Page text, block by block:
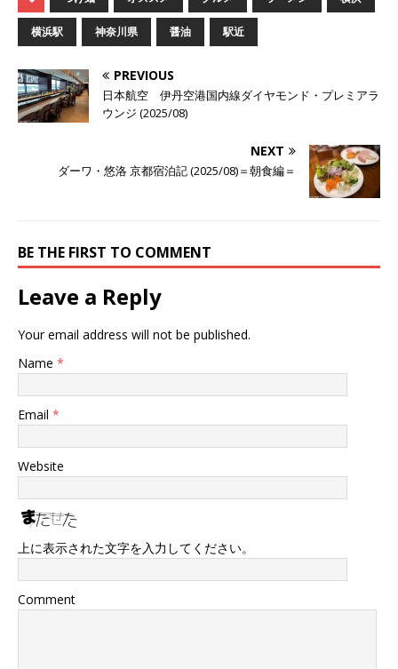
横浜駅 神奈川県 醤油 駅近
PREVIOUS
日本航空 伊丹空港国内線ダイヤモンド・プレミアラ
ウンジ (2025/08)
NEXT
ダーワ・悠洛 京都宿泊記 (2025/08)＝朝食編＝
BE THE FIRST TO COMMENT
Leave a Reply
Your email address will not be published.
Name *
Email *
Website
上に表示された文字を入力してください。
Comment